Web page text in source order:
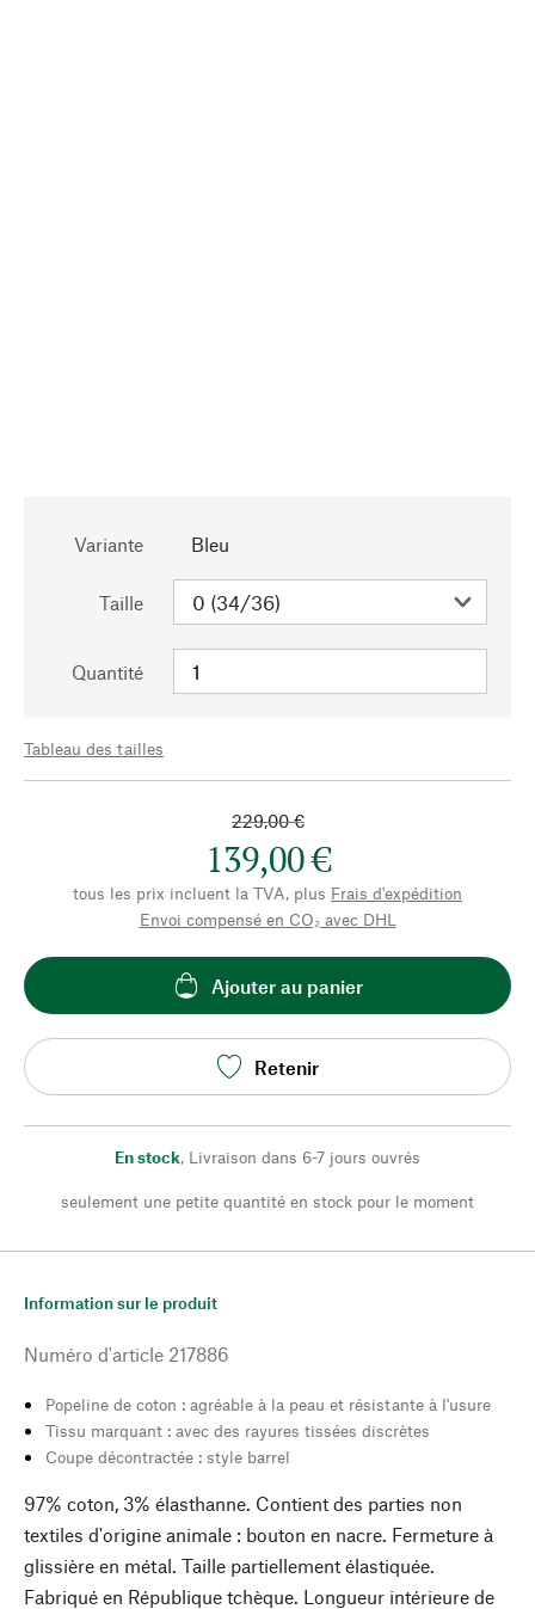
Variante Bleu
Taille
Quantité
Tableau des tailles
229,00 €
139,00 €
tous les prix incluent la TVA, plus Frais d'expédition
Envoi compensé en CO₂ avec DHL
Ajouter au panier
Retenir
En stock, Livraison dans 6-7 jours ouvrés
seulement une petite quantité en stock pour le moment
Information sur le produit
Numéro d'article 217886
Popeline de coton : agréable à la peau et résistante à l'usure
Tissu marquant : avec des rayures tissées discrètes
Coupe décontractée : style barrel
97% coton, 3% élasthanne. Contient des parties non
textiles d'origine animale : bouton en nacre. Fermeture à
glissière en métal. Taille partiellement élastiquée.
Fabriqué en République tchèque. Longueur intérieure de